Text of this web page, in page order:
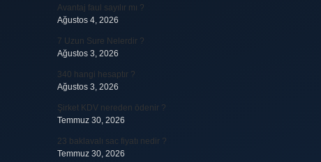
Avantaj faul sayılır mı ?
Ağustos 4, 2026
7 Uzun Sure Nelerdir ?
Ağustos 3, 2026
340 hangi hesaptır ?
Ağustos 3, 2026
Şirket KDV nereden ödenir ?
Temmuz 30, 2026
23 baklavalı sac fiyatı nedir ?
Temmuz 30, 2026